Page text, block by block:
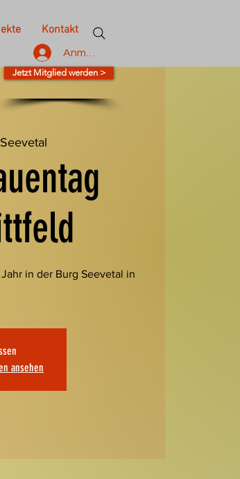
Kontakt
Anmelden
Jetzt Mitglied werden >
in der Burg Seevetal in
ansehen